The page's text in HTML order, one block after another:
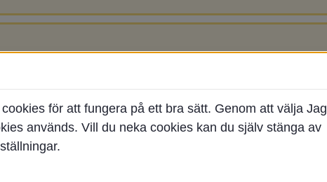
för att fungera på ett bra sätt. Genom att välja Jag
används. Vill du neka cookies kan du själv stänga av